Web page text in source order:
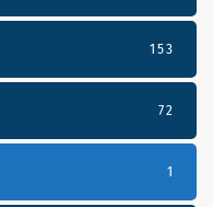
153
72
1